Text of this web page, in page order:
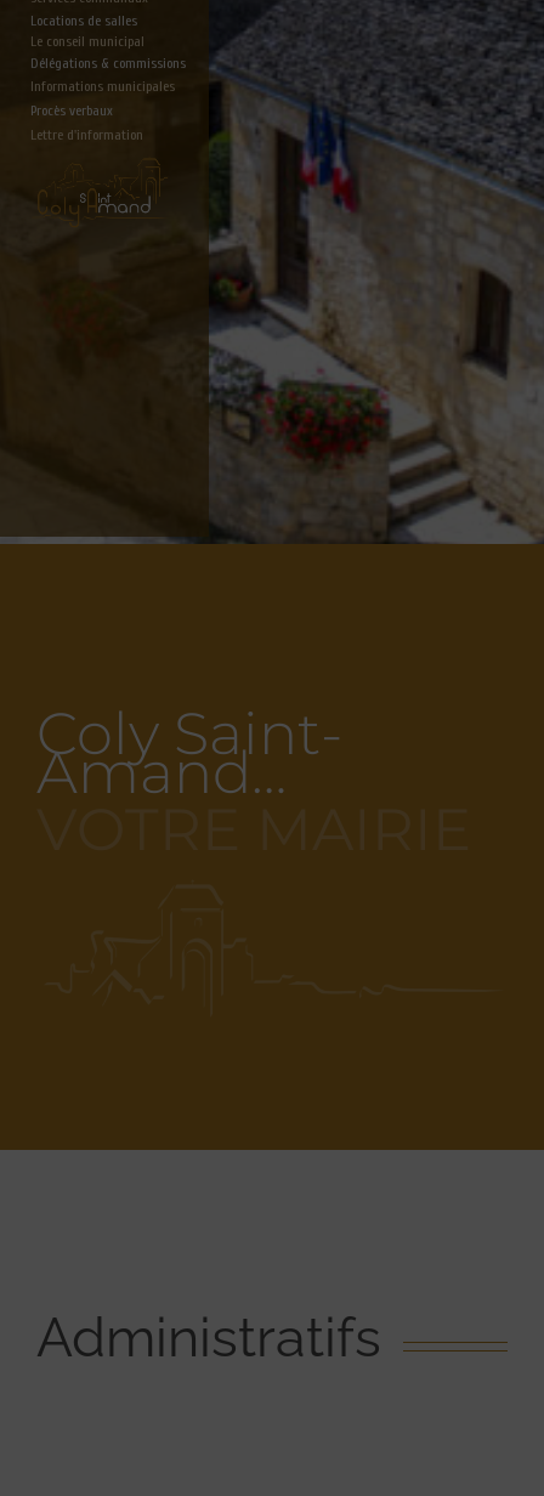
Locations de salles
Le conseil municipal
Délégations & commissions
Informations municipales
Lettre d'information
Procès verbaux
Coly Saint-
Amand…
Administratifs